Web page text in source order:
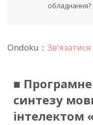
обладнання?
Ondoku：
■
синтезу
інтелектом